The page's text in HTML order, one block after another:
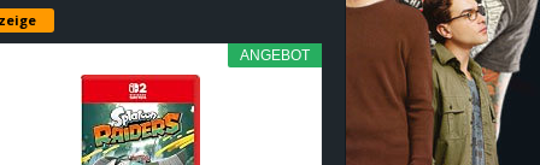
ANGEBOT